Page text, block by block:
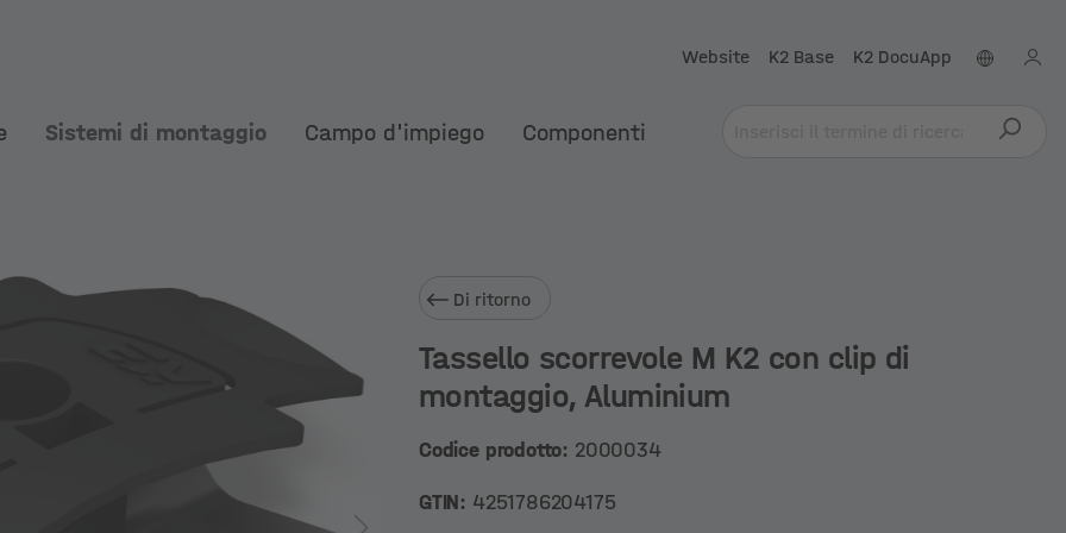
Website K2 Base K2 DocuApp
Sistemi di montaggio Campo d'impiego Componenti
Di ritorno
Tassello scorrevole M K2 con clip di
montaggio, Aluminium
Codice prodotto: 2000034
GTIN: 4251786204175